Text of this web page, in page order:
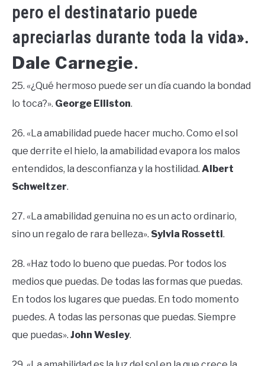
pero el destinatario puede
apreciarlas durante toda la vida».
Dale Carnegie.
25. «¿Qué hermoso puede ser un día cuando la bondad
lo toca?». George Elliston.
26. «La amabilidad puede hacer mucho. Como el sol
que derrite el hielo, la amabilidad evapora los malos
entendidos, la desconfianza y la hostilidad. Albert
Schweitzer.
27. «La amabilidad genuina no es un acto ordinario,
sino un regalo de rara belleza». Sylvia Rossetti.
28. «Haz todo lo bueno que puedas. Por todos los
medios que puedas. De todas las formas que puedas.
En todos los lugares que puedas. En todo momento
puedes. A todas las personas que puedas. Siempre
que puedas». John Wesley.